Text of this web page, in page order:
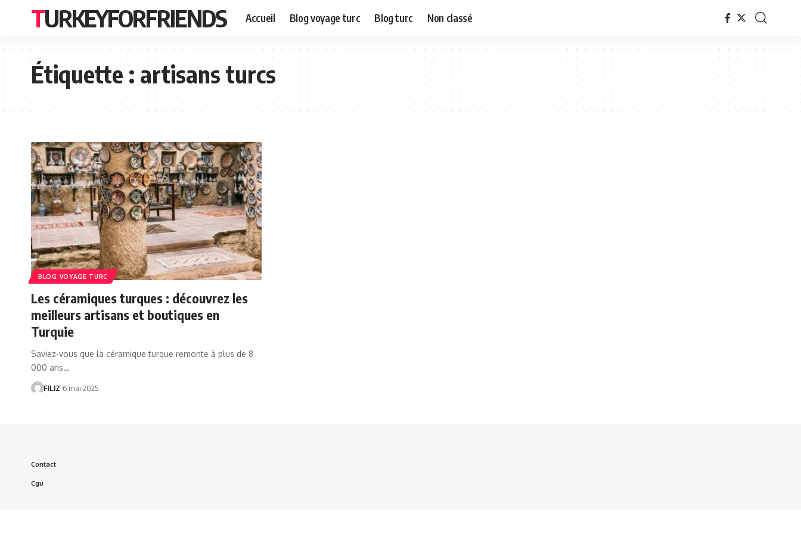
TURKEYFORFRIENDS Accueil Blog voyage turc Blog turc Non classé
Étiquette :artisans turcs
BLOG VOYAGE TURC
Les céramiques turques : découvrez les
meilleurs artisans et boutiques en
Turquie
Saviez-vous que la céramique turque remonte à plus de 8
000 ans…
FILIZ 6 mai 2025
Contact
Cgu